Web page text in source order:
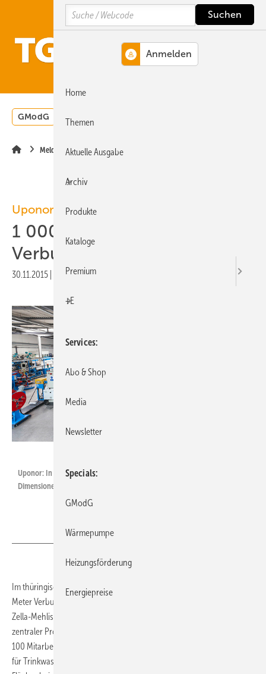
Hauptinhalt
Hauptmenü
SiteSearch
GModG Wärmepumpe
Meldungen
Uponor
1 000 000 000 m
Verbundrohr
30.11.2015 Veröffentlicht in
Uponor: In zwei Werksteilen werden in Zella-Mehlis Verbundrohre in den
Dimensionen 12 bis 110 mm hergestellt.
Im thüringischen Zella-Mehlis ist im November 2015 der milliardste
Meter Verbundrohr aus den Uponor-Produktionsanlagen gelaufen.
Zella-Mehlis ist für Mehrschichtverbundrohre Kompetenzzentrum und
zentraler Produktionsstandort der gesamten Uponor Gruppe. Über
100 Mitarbeiter produzieren dort jährlich viele Millionen Meter Rohr
für Trinkwasser-Installationen, Heizkörperanbindungen und
Search
Home
Themen
Aktuelle Ausgabe
Archiv
Produkte
Kataloge
Premium
+E
Services
Abo & Shop
Media
Newsletter
Specials
GModG
Wärmepumpe
Heizungsförderung
Energiepreise